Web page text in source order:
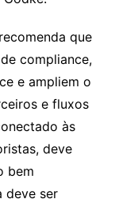
que
compliance,
e ampliem o
e fluxos
às
deve
bem
deve ser